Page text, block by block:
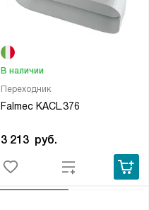
Переходник
Falmec KACL.376
В наличии
3 213 руб.